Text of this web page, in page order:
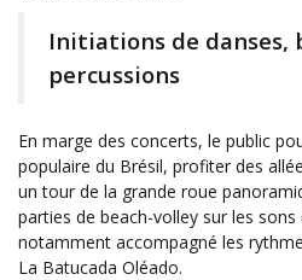
Initiations de danses,
percussions
En marge des concerts, le public
populaire du Brésil, profiter des
un tour de la grande roue
parties de beach-volley sur les sons
notamment accompagné les
La Batucada Oléado.